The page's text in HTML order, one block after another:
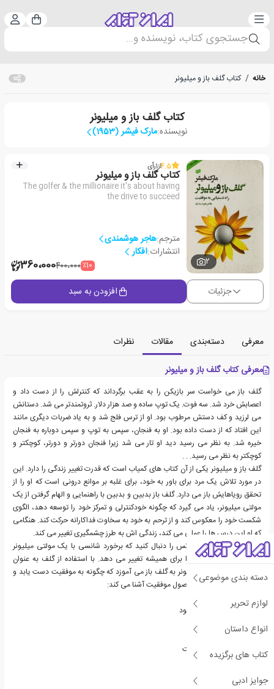
دسته‌بندی سبد
جستجوی کتاب، نویسنده و...
دسته بندی موضوعی
لوازم تحریر
انواع داستان
کتاب های برگزیده
جوایز ادبی
خانه / کتاب گلف باز و میلیونر
کتاب گلف باز و میلیونر
نویسنده:مارک فیشر (1953)
2
4.5از1رأی
کتاب گلف باز و میلیونر
The golfer & the millionaire it's about having
the drive to succeed
مترجم:هاجر هوشمندی
انتشارات:افکار
٪10400،000360،000
جزئیات افزودن به سبد
معرفی دسته‌بندی مقالات
نظرات
معرفی کتاب گلف باز و میلیونر
گلف باز می خواست سر بازیکن را به عقب برگرداند که کنترلش را از دست داد و
اعصابش خرد شد. سه فوت. یک توپ ساده و صد هزار دلار. ثروتمندتر می شد. دستانش
می لرزید و کف دستش مرطوب بود. او از ترس فلج شد و به یاد ضربات دیگری مانند
این افتاد که از دست داده بود. او به فنجان، سپس به توپ و سپس دوباره به فنجان
خیره شد. به نظر می رسید دید او تار می شد زیرا فنجان دورتر و دورتر، کوچکتر و
کوچکتر به نظر می رسید. . .
گلف باز و میلیونر یکی از آن کتاب های کمیاب است که قدرت تغییر زندگی را دارد. این
در مورد تلاش یک مرد برای باور به خود، برای غلبه بر موانع درونی است که او را از
تحقق رویاهایش باز می دارد. گلف باز بدبین و بدبین با راهنمایی و الهام گرفتن از یک
مولتی میلیونر، یاد می گیرد که چگونه خودکنترلی و تمرکز خود را توسعه دهد، الگوی
شکست خود را معکوس کند و از ترحم به خود به سخاوت فداکارانه حرکت کند. هنگامی
که او این درس ها را عملی می کند، زندگی اش به طرز چشمگیری تغییر می کند.
یک حرفه ای گلف بد شانس را دنبال کنید که برخورد شانسی با یک مولتی میلیونر
مرموز بازی و زندگی او را برای همیشه تغییر می دهد. با استفاده از گلف به عنوان
استعاره ای از زندگی، میلیونر به گلف باز می آموزد که چگونه به موفقیت دست یابد و
او را با کلیدهای تسلط بر اصول موفقیت آشنا می کند:
• غلبه بر شک و ترس به خود
• تجسم نتایج مورد نظر
• غلبه بر افکار منفی
• شکستن الگوهای شکست
• از بین بردن موانع ذهنی
• دادن بی خودانه